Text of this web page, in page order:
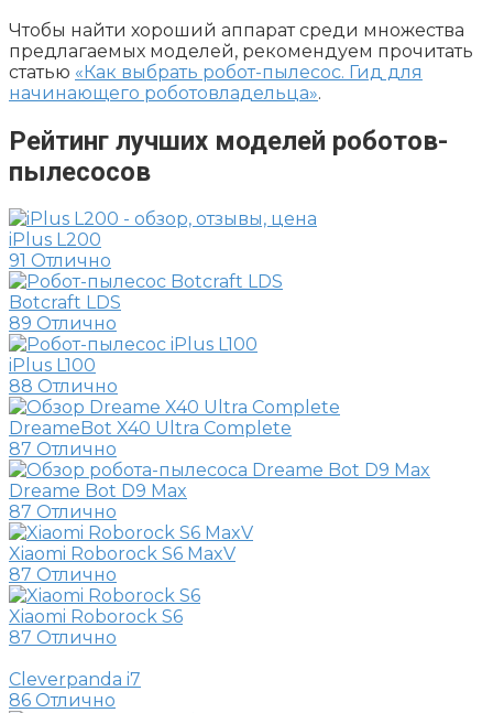
Чтобы найти хороший аппарат среди множества
предлагаемых моделей, рекомендуем прочитать
статью «Как выбрать робот-пылесос. Гид для
начинающего роботовладельца».
Рейтинг лучших моделей роботов-
пылесосов
iPlus L200
91 Отлично
Botcraft LDS
89 Отлично
iPlus L100
88 Отлично
DreameBot X40 Ultra Complete
87 Отлично
Dreame Bot D9 Max
87 Отлично
Xiaomi Roborock S6 MaxV
87 Отлично
Xiaomi Roborock S6
87 Отлично
Cleverpanda i7
86 Отлично